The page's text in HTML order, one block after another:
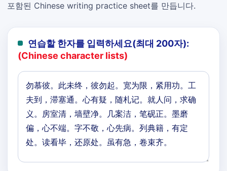
포함된 Chinese writing practice sheet를 만듭니다.
연습할 한자를 입력하세요(최대 200자):
(Chinese character lists)